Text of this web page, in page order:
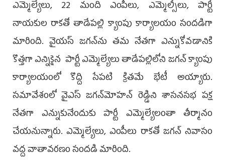
ఎమ్మెల్యేలు, 22 మంది ఎంపీలు, ఎమ్మెల్సీలు, పార్టీ
నాయ‌కుల రాక‌తో తాడేప‌ల్లి క్యాంపు కార్యాల‌యం సంద‌డిగా
మారింది. వైయ‌స్ జగన్‌ను తమ నేతగా ఎన్నుకోవడానికి
కొత్తగా ఎన్నికైన పార్టీ ఎమ్మెల్యేలు తాడేపల్లిలోని జగన్‌ క్యాంపు
కార్యాలయంలో కొద్ది సేప‌టి క్రిత‌మే భేటీ అయ్యారు.
సమావేశంలో వైఎస్‌ జగన్‌మోహన్‌ రెడ్డిని శాసనసభ పక్ష
నేతగా ఎన్నుకునేందుకు పార్టీ ఎమ్మెల్యేలంతా తీర్మానం
చేయనున్నారు. ఎమ్మెల్యేలు, ఎంపీలు రాకతో జగన్‌ నివాసం
వద్ద వాతావరణం సందడి మారింది.